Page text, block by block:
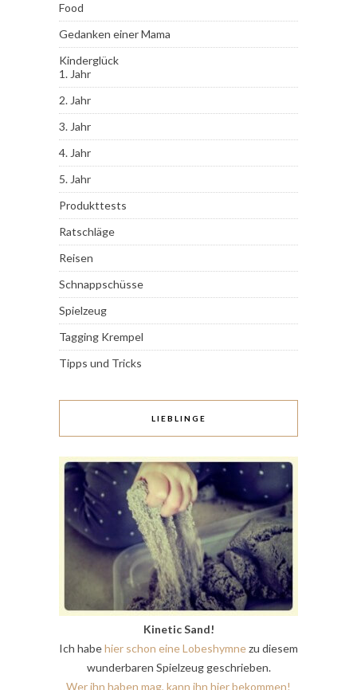
Food
Gedanken einer Mama
Kinderglück
1. Jahr
2. Jahr
3. Jahr
4. Jahr
5. Jahr
Produkttests
Ratschläge
Reisen
Schnappschüsse
Spielzeug
Tagging Krempel
Tipps und Tricks
LIEBLINGE
Kinetic Sand!
Ich habehier schon eine Lobeshymnezu diesem
wunderbaren Spielzeug geschrieben.
Wer ihn haben mag, kann ihn hier bekommen!